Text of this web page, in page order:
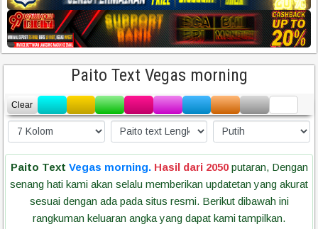
Paito Text Vegas morning
Clear
Paito Text Vegas morning. Hasil dari 2050putaran, Dengan
senang hati kami akan selalu memberikan updatetan yang akurat
sesuai dengan ada pada situs resmi. Berikut dibawah ini
rangkuman keluaran angka yang dapat kami tampilkan.